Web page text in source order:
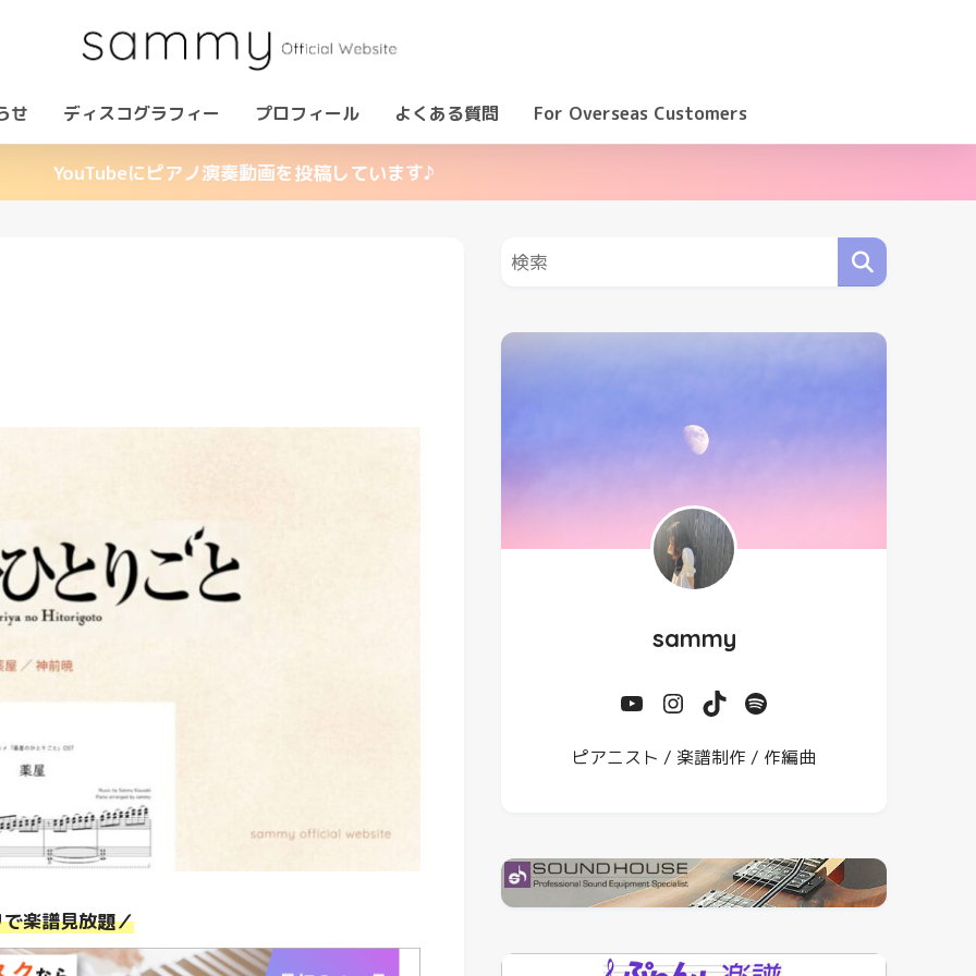
せ ディスコグラフィー プロフィール よくある質問 For Overseas Customers
YouTubeにピアノ演奏動画を投稿しています♪
楽譜見放題／
sammy
ピアニスト / 楽譜制作 / 作編曲